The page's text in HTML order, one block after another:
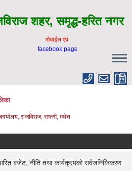
शहर, समृद्ध-हरित नगर
माेबाईल एप
facebook page
राजविराज, सप्तरी, मधेश
बजेट, नीति तथा कार्यक्रमको सर्वजनिकिकरण